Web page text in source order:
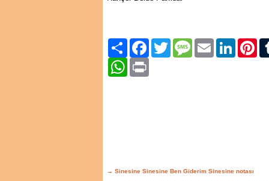
Paylaş FacebookTwitter Message Email LinkedIn
WhatsApp
→ Sinesine Sinesine Ben Giderim Sinesine notası